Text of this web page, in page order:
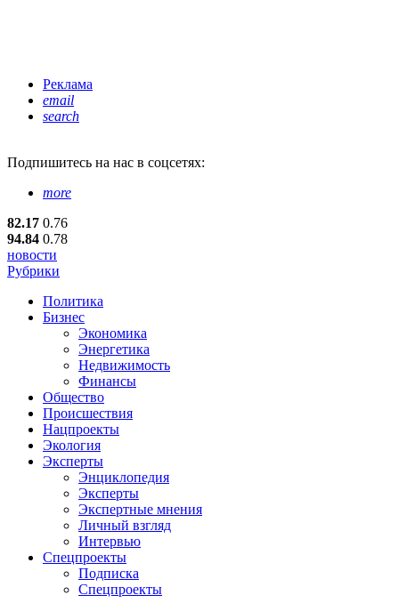
Реклама
email
search
Подпишитесь на нас в соцсетях:
more
82.17 0.76
94.84 0.78
новости
Рубрики
Политика
Бизнес
Экономика
Энергетика
Недвижимость
Финансы
Общество
Происшествия
Нацпроекты
Экология
Эксперты
Энциклопедия
Эксперты
Экспертные мнения
Личный взгляд
Интервью
Спецпроекты
Подписка
Спецпроекты